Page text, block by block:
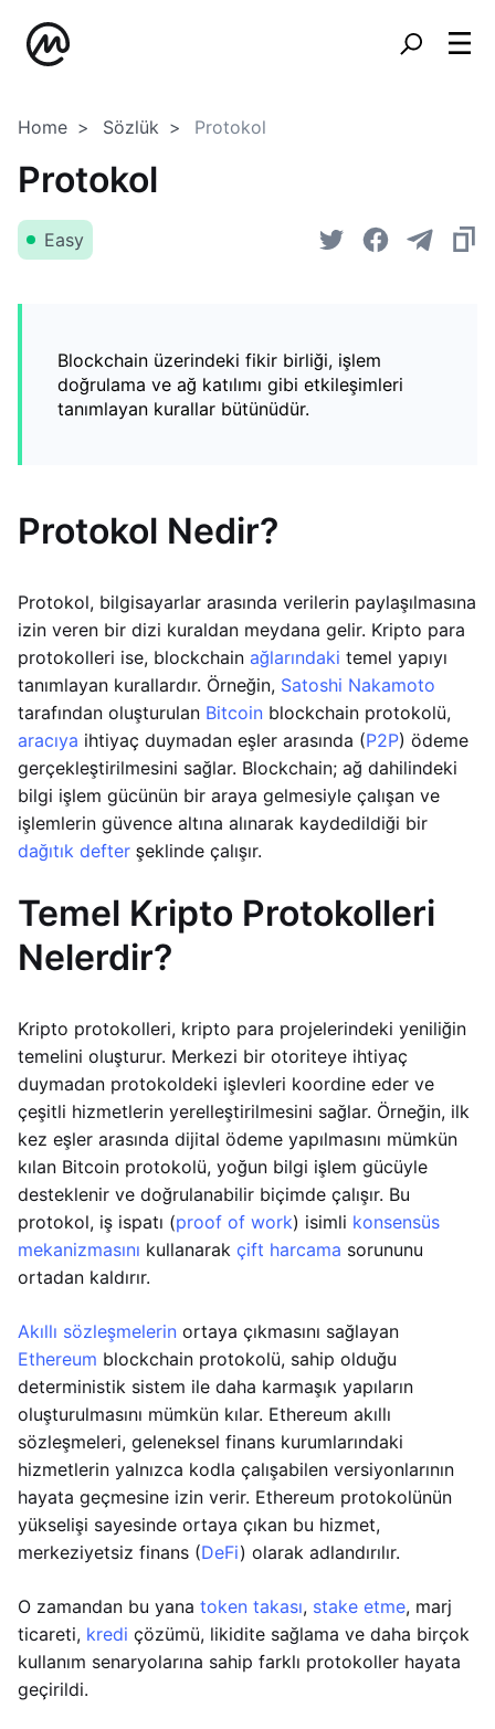
Home Sözlük Protokol
Protokol
Easy
Blockchain üzerindeki fikir birliği, işlem
doğrulama ve ağ katılımı gibi etkileşimleri
tanımlayan kurallar bütünüdür.
Protokol Nedir?
Protokol, bilgisayarlar arasında verilerin paylaşılmasına
izin veren bir dizi kuraldan meydana gelir. Kripto para
protokolleri ise, blockchain ağlarındaki temel yapıyı
tanımlayan kurallardır. Örneğin, Satoshi Nakamoto
tarafından oluşturulan Bitcoin blockchain protokolü,
aracıya ihtiyaç duymadan eşler arasında (P2P) ödeme
gerçekleştirilmesini sağlar. Blockchain; ağ dahilindeki
bilgi işlem gücünün bir araya gelmesiyle çalışan ve
işlemlerin güvence altına alınarak kaydedildiği bir
dağıtık defter şeklinde çalışır.
Temel Kripto Protokolleri
Nelerdir?
Kripto protokolleri, kripto para projelerindeki yeniliğin
temelini oluşturur. Merkezi bir otoriteye ihtiyaç
duymadan protokoldeki işlevleri koordine eder ve
çeşitli hizmetlerin yerelleştirilmesini sağlar. Örneğin, ilk
kez eşler arasında dijital ödeme yapılmasını mümkün
kılan Bitcoin protokolü, yoğun bilgi işlem gücüyle
desteklenir ve doğrulanabilir biçimde çalışır. Bu
protokol, iş ispatı (proof of work) isimli konsensüs
mekanizmasını kullanarak çift harcama sorununu
ortadan kaldırır.
Akıllı sözleşmelerin ortaya çıkmasını sağlayan
Ethereum blockchain protokolü, sahip olduğu
deterministik sistem ile daha karmaşık yapıların
oluşturulmasını mümkün kılar. Ethereum akıllı
sözleşmeleri, geleneksel finans kurumlarındaki
hizmetlerin yalnızca kodla çalışabilen versiyonlarının
hayata geçmesine izin verir. Ethereum protokolünün
yükselişi sayesinde ortaya çıkan bu hizmet,
merkeziyetsiz finans (DeFi) olarak adlandırılır.
O zamandan bu yana token takası, stake etme, marj
ticareti, kredi çözümü, likidite sağlama ve daha birçok
kullanım senaryolarına sahip farklı protokoller hayata
geçirildi.